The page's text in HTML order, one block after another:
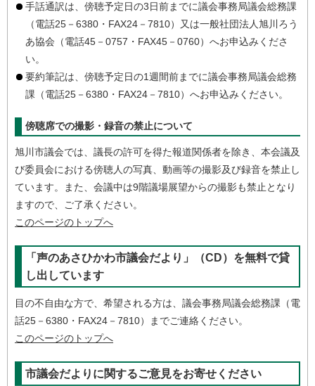
手話通訳は、傍聴予定日の3日前までに議会事務局議会総務課
（電話25－6380・FAX24－7810）又は一般社団法人旭川ろう
あ協会（電話45－0757・FAX45－0760）へお申込みくださ
い。
要約筆記は、傍聴予定日の1週間前までに議会事務局議会総務
課（電話25－6380・FAX24－7810）へお申込みください。
傍聴席での撮影・録音の禁止について
旭川市議会では、議長の許可を得た報道関係者を除き、本会議及
び委員会における傍聴人の写真、動画等の撮影及び録音を禁止し
ています。また、会議中は9階議場展望からの撮影も禁止となり
ますので、ご了承ください。
このページのトップへ
「声のあさひかわ市議会だより」（CD）を無料で貸
し出しています
目の不自由な方で、希望される方は、議会事務局議会総務課（電
話25－6380・FAX24－7810）までご連絡ください。
このページのトップへ
市議会だよりに関するご意見をお寄せください